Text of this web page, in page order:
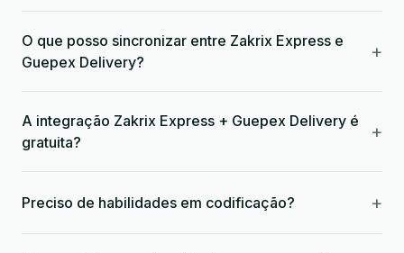
O que posso sincronizar entre Zakrix Express e
Guepex Delivery?
+
A integração Zakrix Express + Guepex Delivery é
gratuita?
+
Preciso de habilidades em codificação? +